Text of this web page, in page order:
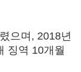
으며, 2018년
징역 10개월